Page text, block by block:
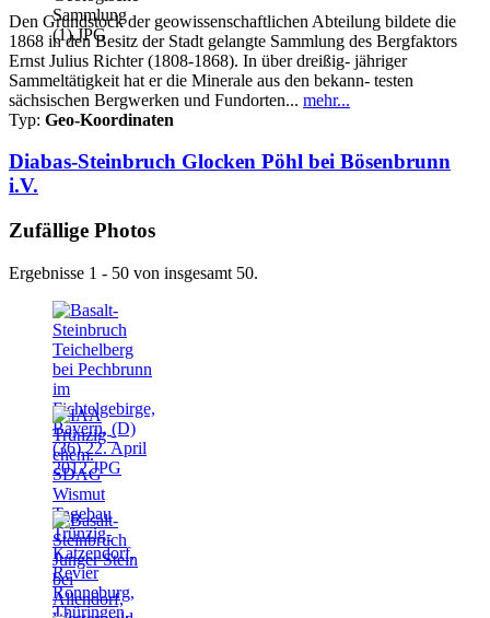
Den Grundstock der geowissenschaftlichen Abteilung bildete die
1868 in den Besitz der Stadt gelangte Sammlung des Bergfaktors
Ernst Julius Richter (1808-1868). In über dreißig- jähriger
Sammeltätigkeit hat er die Minerale aus den bekann- testen
sächsischen Bergwerken und Fundorten... mehr...
Typ: Geo-Koordinaten
Diabas-Steinbruch Glocken Pöhl bei Bösenbrunn
i.V.
Zufällige Photos
Ergebnisse 1 - 50 von insgesamt 50.